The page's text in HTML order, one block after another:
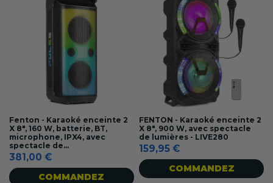
Fenton - Karaoké enceinte 2
X 8", 160 W, batterie, BT,
microphone, IPX4, avec
spectacle de...
381,00 €
COMMANDEZ
FENTON - Karaoké enceinte 2
X 8", 900 W, avec spectacle
de lumières - LIVE280
159,95 €
COMMANDEZ